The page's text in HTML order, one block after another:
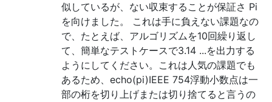
似しているが、ない収束することが保証さ Pi
を向けました。 これは手に負えない課題なの
で、たとえば、アルゴリズムを10回繰り返し
て、簡単なテストケースで3.14 ...を出力する
ようにしてください。これは人気の課題でも
あるため、echo(pi)IEEE 754浮動小数点は一
部の桁を切り上げまたは切り捨てると言うの